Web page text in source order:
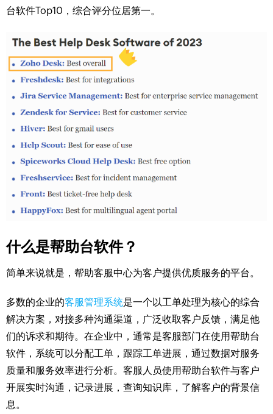
台软件Top10，综合评分位居第一。
什么是帮助台软件？
简单来说就是，帮助客服中心为客户提供优质服务的平台。
多数的企业的客服管理系统是一个以工单处理为核心的综合
解决方案，对接多种沟通渠道，广泛收取客户反馈，满足他
们的诉求和期待。在企业中，通常是客服部门在使用帮助台
软件，系统可以分配工单，跟踪工单进展，通过数据对服务
质量和服务效率进行分析。客服人员使用帮助台软件与客户
开展实时沟通，记录进展，查询知识库，了解客户的背景信
息。